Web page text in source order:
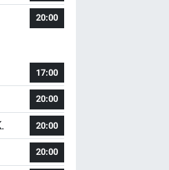
20:00
17:00
20:00
20:00
20:00